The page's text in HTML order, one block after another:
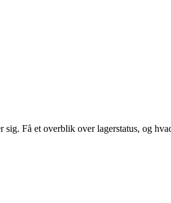
Få et overblik over lagerstatus, og